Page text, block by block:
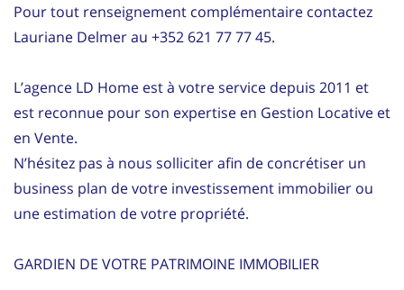
Pour tout renseignement complémentaire contactez
Lauriane Delmer au +352 621 77 77 45.
L’agence LD Home est à votre service depuis 2011 et
est reconnue pour son expertise en Gestion Locative et
en Vente.
N’hésitez pas à nous solliciter afin de concrétiser un
business plan de votre investissement immobilier ou
une estimation de votre propriété.
GARDIEN DE VOTRE PATRIMOINE IMMOBILIER